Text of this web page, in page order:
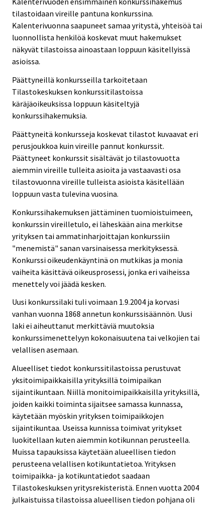
tilastoidaan vireille pantuna konkurssina.
Kalenterivuonna saapuneet samaa yritystä, yhteisöä tai
luonnollista henkilöä koskevat muut hakemukset
näkyvät tilastoissa ainoastaan loppuun käsitellyissä
asioissa.
Päättyneillä konkursseilla tarkoitetaan
Tilastokeskuksen konkurssitilastoissa
käräjäoikeuksissa loppuun käsiteltyjä
konkurssihakemuksia.
Päättyneitä konkursseja koskevat tilastot kuvaavat eri
perusjoukkoa kuin vireille pannut konkurssit.
Päättyneet konkurssit sisältävät jo tilastovuotta
aiemmin vireille tulleita asioita ja vastaavasti osa
tilastovuonna vireille tulleista asioista käsitellään
loppuun vasta tulevina vuosina.
Konkurssihakemuksen jättäminen tuomioistuimeen,
konkurssin vireilletulo, ei läheskään aina merkitse
yrityksen tai ammatinharjoittajan konkurssiin
"menemistä" sanan varsinaisessa merkityksessä.
Konkurssi oikeudenkäyntinä on mutkikas ja monia
vaiheita käsittävä oikeusprosessi, jonka eri vaiheissa
menettely voi jäädä kesken.
Uusi konkurssilaki tuli voimaan 1.9.2004 ja korvasi
vanhan vuonna 1868 annetun konkurssisäännön. Uusi
laki ei aiheuttanut merkittäviä muutoksia
konkurssimenettelyyn kokonaisuutena tai velkojien tai
velallisen asemaan.
Alueelliset tiedot konkurssitilastoissa perustuvat
yksitoimipaikkaisilla yrityksillä toimipaikan
sijaintikuntaan. Niillä monitoimipaikkaisilla yrityksillä,
joiden kaikki toiminta sijaitsee samassa kunnassa,
käytetään myöskin yrityksen toimipaikkojen
sijaintikuntaa. Useissa kunnissa toimivat yritykset
luokitellaan kuten aiemmin kotikunnan perusteella.
Muissa tapauksissa käytetään alueellisen tiedon
perusteena velallisen kotikuntatietoa. Yrityksen
toimipaikka- ja kotikuntatiedot saadaan
Tilastokeskuksen yritysrekisteristä. Ennen vuotta 2004
julkaistuissa tilastoissa alueellisen tiedon pohjana oli